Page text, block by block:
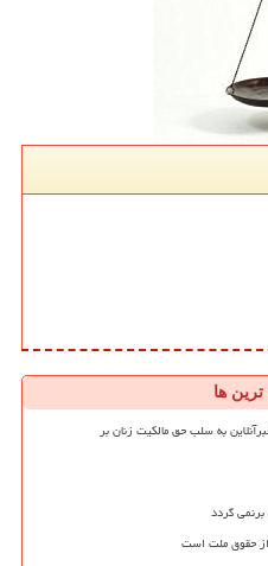
ترین ها
به سلب حق مالکیت زنان بر
گردد
از حقوق ملت است